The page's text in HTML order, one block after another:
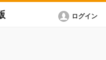
ログイン